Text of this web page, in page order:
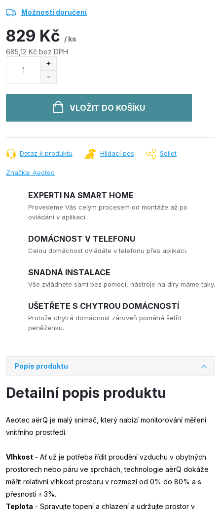
Možnosti doručení
829 Kč / ks
685,12 Kč bez DPH
VLOŽIT DO KOŠÍKU
Dotaz k produktu Hlídací pes Sdílet
Značka: Aeotec
EXPERTI NA SMART HOME
Provedeme Vás celým procesem od montáže až po
ovládání v aplikaci.
DOMÁCNOST V TELEFONU
Celou domácnost ovládáte v telefonu přes aplikaci.
SNADNÁ INSTALACE
Vše zvládnete sami bez pomoci, nástroje na díry máme taky.
UŠETŘETE S CHYTROU DOMÁCNOSTÍ
Protože chytrá domácnost zároveň pomáhá šetřit
peněženku.
Popis produktu
Detailní popis produktu
Aeotec aërQ je malý snímač, který nabízí monitorování měření
vnitřního prostředí.
Vlhkost - Ať už je potřeba řídit proudění vzduchu v obytných
prostorech nebo páru ve sprchách, technologie aërQ dokáže
měřit relativní vlhkost prostoru v rozmezí od 0% do 80% a s
přesností ± 3%.
Teplota - Spravujte topení a chlazení a udržujte prostor v